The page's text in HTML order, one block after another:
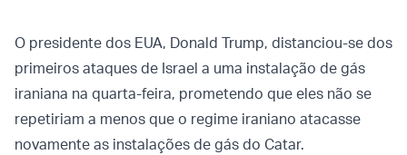
O presidente dos EUA, Donald Trump, distanciou-se dos
primeiros ataques de Israel a uma instalação de gás
iraniana na quarta-feira, prometendo que eles não se
repetiriam a menos que o regime iraniano atacasse
novamente as instalações de gás do Catar.